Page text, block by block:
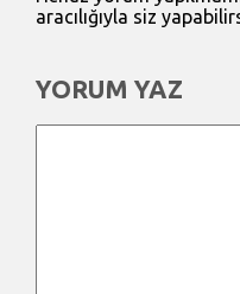
aracılığıyla siz
YORUM YAZ